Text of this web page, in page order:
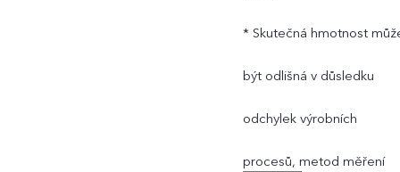
* Skutečná hmotnost
být odlišná v důsledku
odchylek výrobních
procesů, metod měření